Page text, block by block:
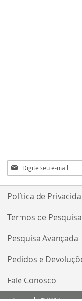
Inscreva-
se
na
nossa
Política de
Termos de Pesquisa
Pesquisa Avançada
Pedidos e
Fale Conosco